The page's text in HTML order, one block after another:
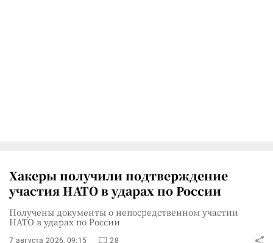
Хакеры получили подтверждение
участия НАТО в ударах по России
Получены документы о непосредственном участии
НАТО в ударах по России
7 августа 2026, 09:15 28